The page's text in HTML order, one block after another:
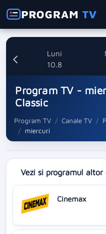
PROGRAMTV
Luni
10.8
Program TV -
Classic
Program TV Canale TV
miercuri
Vezi si programul altor
Cinemax